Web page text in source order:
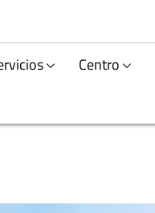
Centro